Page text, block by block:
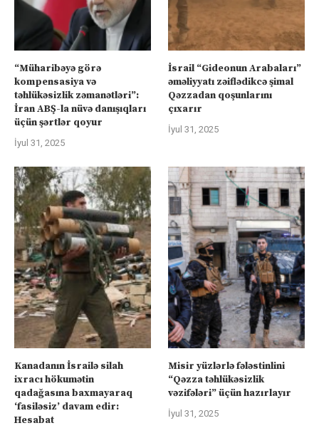
“Müharibəyə görə
kompensasiya və
təhlükəsizlik zəmanətləri”:
İran ABŞ-la nüvə danışıqları
üçün şərtlər qoyur
İyul 31, 2025
İsrail “Gideonun Arabaları”
əməliyyatı zəiflədikcə şimal
Qəzzadan qoşunlarını
çıxarır
İyul 31, 2025
Kanadanın İsrailə silah
ixracı hökumətin
qadağasına baxmayaraq
‘fasiləsiz’ davam edir:
Hesabat
Misir yüzlərlə fələstinlini
“Qəzza təhlükəsizlik
vəzifələri” üçün hazırlayır
İyul 31, 2025